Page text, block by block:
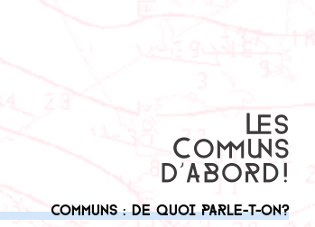
Communs : de quoi parle-t-on?